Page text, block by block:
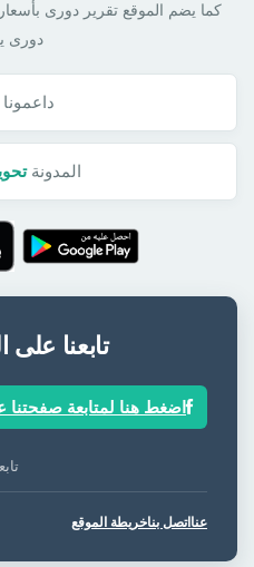
كما يضم الموقع تقرير دورى
دورى
داعمونا
المدونة
تابعنا
اضغط هنا لمتابعة
عنا اتصل بناخريطة الموقع